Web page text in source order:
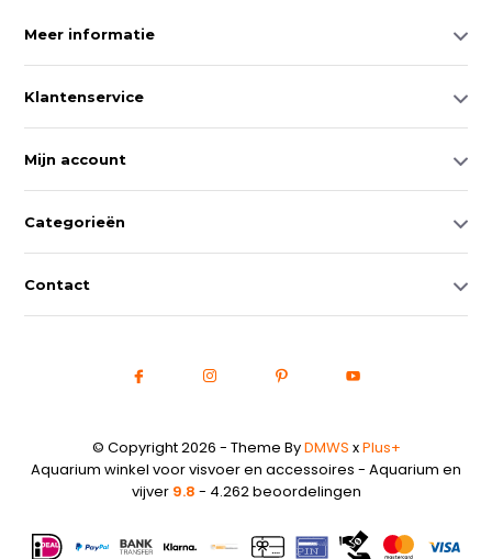
Meer informatie
Klantenservice
Mijn account
Categorieën
Contact
© Copyright 2026 - Theme ByDMWS xPlus+
Aquarium winkel voor visvoer en accessoires - Aquarium en
vijver 9.8 - 4.262 beoordelingen